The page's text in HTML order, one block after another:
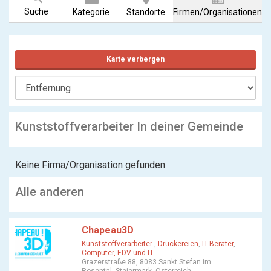
Suche Kategorie Standorte Firmen/Organisationen
Karte verbergen
Kunststoffverarbeiter In deiner Gemeinde
Keine Firma/Organisation gefunden
Alle anderen
Chapeau3D
Kunststoffverarbeiter , Druckereien, IT-Berater,
Computer, EDV und IT
Grazerstraße 88, 8083 Sankt Stefan im